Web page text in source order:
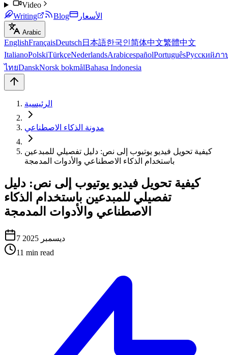
Video
Writing
Blog الأسعار
Arabic
EnglishFrançaisDeutsch 日本語한국인简体中文繁體中文
ItalianoPolskiTürkçeNederlandsArabicespañolPortuguêsРусскийภา
ไทยDanskNorsk bokmålBahasa Indonesia
الرئيسية
مدونة الذكاء الاصطناعي
كيفية تحويل فيديو يوتيوب إلى نص: دليل تفصيلي للمبدعين
باستخدام الذكاء الاصطناعي والأدوات المدمجة
كيفية تحويل فيديو يوتيوب إلى نص: دليل
تفصيلي للمبدعين باستخدام الذكاء
الاصطناعي والأدوات المدمجة
7 ديسمبر 2025
11 min read